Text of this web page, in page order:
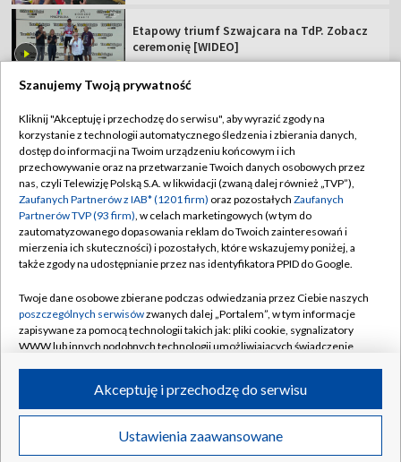
Transmisje Wideo
Etapowy triumf Szwajcara na TdP. Zobacz
ceremonię [WIDEO]
TVP
Abonament TVP
Sklep TVP
Biuro Reklamy
Oferta Handlowa
Emisja w TVP
Rada Programowa
Ogłoszenia przetargowe
Akademia Telewizyjna
Informacje o nadawcy
Centrum informacji TVP
Regulamin TVP
Polityka prywatności
Moje zgody
Biuro reklamy
Kanały
©2026 Telewizja Polska Spółka Akcyjna w likwidacji
Szanujemy Twoją prywatność
Kliknij "Akceptuję i przechodzę do serwisu", aby wyrazić zgody na
korzystanie z technologii automatycznego śledzenia i zbierania danych,
dostęp do informacji na Twoim urządzeniu końcowym i ich
przechowywanie oraz na przetwarzanie Twoich danych osobowych przez
nas, czyli Telewizję Polską S.A. w likwidacji (zwaną dalej również „TVP”),
Zaufanych Partnerów z IAB* (1201 firm) oraz pozostałych Zaufanych
Partnerów TVP (93 firm), w celach marketingowych (w tym do
zautomatyzowanego dopasowania reklam do Twoich zainteresowań i
mierzenia ich skuteczności) i pozostałych, które wskazujemy poniżej, a
także zgody na udostępnianie przez nas identyfikatora PPID do Google.
Twoje dane osobowe zbierane podczas odwiedzania przez Ciebie naszych
poszczególnych serwisówzwanych dalej „Portalem”, w tym informacje
zapisywane za pomocą technologii takich jak: pliki cookie, sygnalizatory
WWW lub innych podobnych technologii umożliwiających świadczenie
ruchu w Internecie.
Twoje dane osobowe zbierane podczas odwiedzania przez Ciebie
poszczególnych serwisówna Portalu, takie jak adresy IP, identyfikatory
Ustawienia zaawansowane
Akceptuję i przechodzę do serwisu